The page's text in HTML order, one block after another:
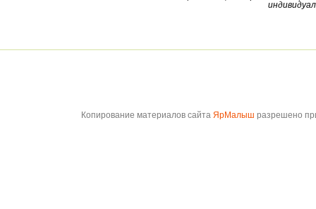
Копирование материалов сайта ЯрМалыш разрешено